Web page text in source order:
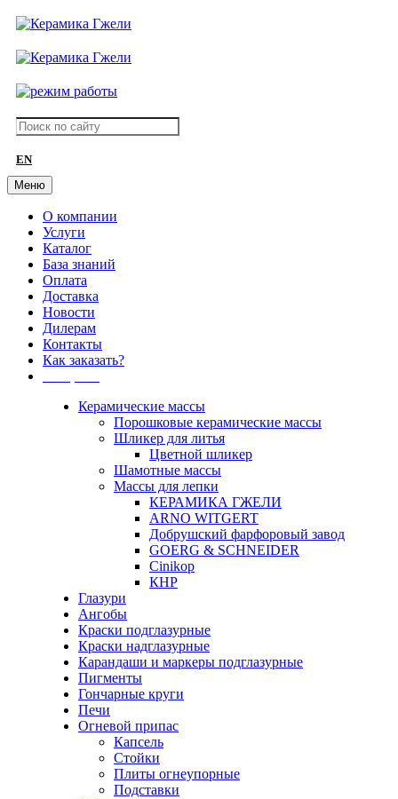
EN
Меню
О компании
Услуги
Каталог
База знаний
Оплата
Доставка
Новости
Дилерам
Контакты
Как заказать?
Керамические массы
Порошковые керамические массы
Шликер для литья
Цветной шликер
Шамотные массы
Массы для лепки
КЕРАМИКА ГЖЕЛИ
ARNO WITGERT
Добрушский фарфоровый завод
GOERG & SCHNEIDER
Cinikop
КНР
Глазури
Ангобы
Краски подглазурные
Краски надглазурные
Карандаши и маркеры подглазурные
Пигменты
Гончарные круги
Печи
Огневой припас
Капсель
Стойки
Плиты огнеупорные
Подставки